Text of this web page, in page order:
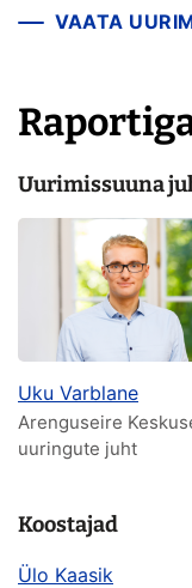
VAATA
Uurimissuuna
Uku Varblane
Arenguseire
uuringute juht
Koostajad
Ülo Kaasik